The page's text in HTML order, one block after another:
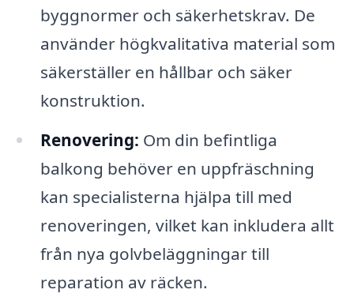
byggnormer och säkerhetskrav. De
använder högkvalitativa material som
säkerställer en hållbar och säker
konstruktion.
Renovering: Om din befintliga
balkong behöver en uppfräschning
kan specialisterna hjälpa till med
renoveringen, vilket kan inkludera allt
från nya golvbeläggningar till
reparation av räcken.